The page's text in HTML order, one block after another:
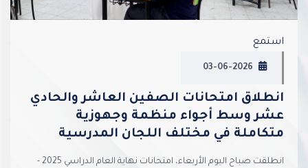
استمع
03-06-2026
انطلاق امتحانات الصفين العاشر والحادي
عشر وسط أجواء منظمة وجهوزية
متكاملة في مختلف اللجان المدرسية
انطلقت صباح اليوم الأربعاء، امتحانات نهاية العام الدراسي 2025 -